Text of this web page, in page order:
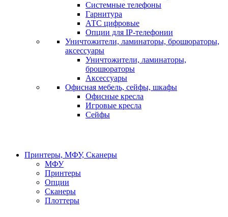
Системные телефоны
Гарнитура
АТС цифровые
Опции для IP-телефонии
Уничтожители, ламинаторы, брошюраторы,
аксессуары
Уничтожители, ламинаторы,
брошюраторы
Аксессуары
Офисная мебель, сейфы, шкафы
Офисные кресла
Игровые кресла
Сейфы
Принтеры, МФУ, Сканеры
МФУ
Принтеры
Опции
Сканеры
Плоттеры